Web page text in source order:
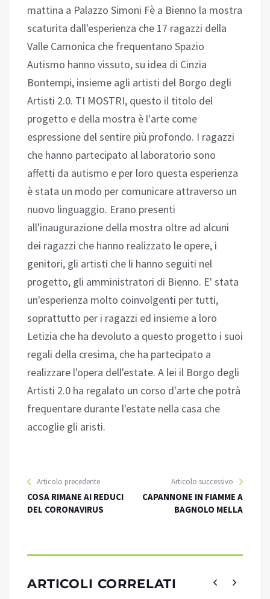
mattina a Palazzo Simoni Fè a Bienno la mostra
scaturita dall'esperienza che 17 ragazzi della
Valle Camonica che frequentano Spazio
Autismo hanno vissuto, su idea di Cinzia
Bontempi, insieme agli artisti del Borgo degli
Artisti 2.0. TI MOSTRI, questo il titolo del
progetto e della mostra è l'arte come
espressione del sentire più profondo. I ragazzi
che hanno partecipato al laboratorio sono
affetti da autismo e per loro questa esperienza
è stata un modo per comunicare attraverso un
nuovo linguaggio. Erano presenti
all'inaugurazione della mostra oltre ad alcuni
dei ragazzi che hanno realizzato le opere, i
genitori, gli artisti che li hanno seguiti nel
progetto, gli amministratori di Bienno. E' stata
un'esperienza molto coinvolgenti per tutti,
soprattutto per i ragazzi ed insieme a loro
Letizia che ha devoluto a questo progetto i suoi
regali della cresima, che ha partecipato a
realizzare l'opera dell'estate. A lei il Borgo degli
Artisti 2.0 ha regalato un corso d'arte che potrà
frequentare durante l'estate nella casa che
accoglie gli aristi.
Articolo precedente
COSA RIMANE AI REDUCI
DEL CORONAVIRUS
Articolo successivo
CAPANNONE IN FIAMME A
BAGNOLO MELLA
ARTICOLI CORRELATI